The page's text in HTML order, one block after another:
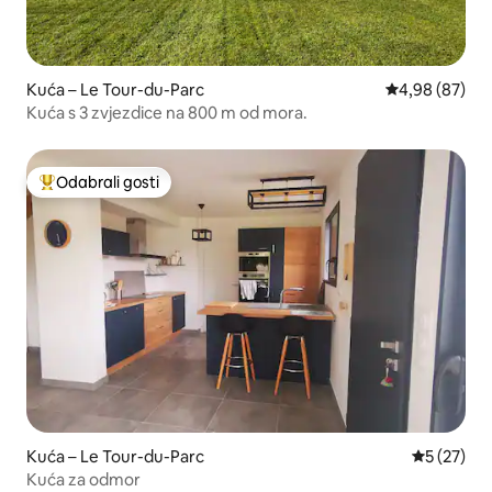
Kuća – Le Tour-du-Parc Prosječna
4,98 (87)
Kuća s 3 zvjezdice na 800 m od mora.
Među najviše rangiranima s oznakom „Odabrali gosti”
Odabrali gosti
Kuća – Le Tour-du-Parc Prosječna
5 (27)
Kuća za odmor